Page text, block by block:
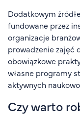
Dodatkowym
fundowane przez
organizacje
prowadzenie zajęć
obowiązkowe
własne programy
aktywnych
Czy warto